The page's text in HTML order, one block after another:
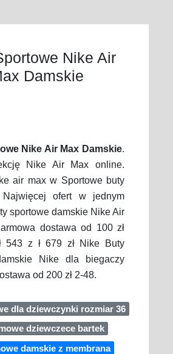
Nike Air
Damskie
Nike Air Max Damskie.
Nike Air Max online.
air max w Sportowe buty
ofert w jednym
sportowe damskie Nike Air
dostawa od 100 zł
543 z ł 679 zł Nike Buty
Nike dla biegaczy
od 200 zł 2-48.
dla dziewczynki rozmiar 36
dziewczece bartek
damskie z membrana